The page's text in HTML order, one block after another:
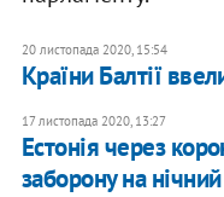
20 листопада 2020, 15:54
Країни Балтії
17 листопада 2020, 13:27
Естонія через
заборону на